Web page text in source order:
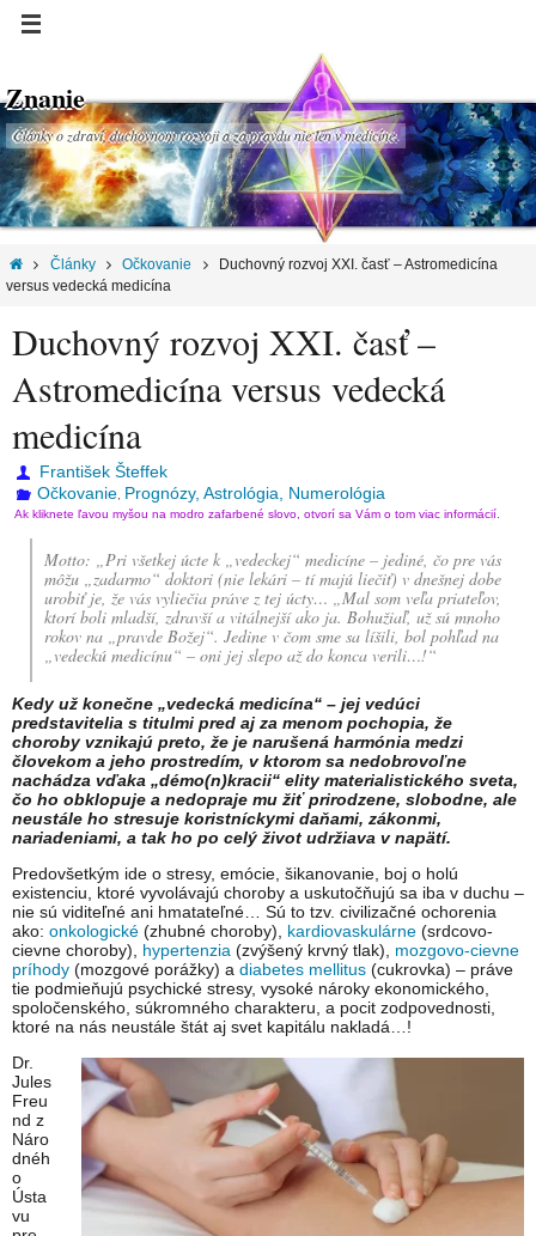
Znanie
Články o zdraví, duchovnom rozvoji a za pravdu nie len v medicíne.
Články Očkovanie
Duchovný rozvoj XXI. časť – Astromedicína
versus vedecká medicína
Duchovný rozvoj XXI. časť –
Astromedicína versus vedecká
medicína
František Šteffek
Očkovanie Prognózy, Astrológia, Numerológia
Ak kliknete ľavou myšou na modro zafarbené slovo, otvorí sa Vám o tom viac informácií.
Motto: „Pri všetkej úcte k „vedeckej“ medicíne – jediné, čo pre vás
môžu „zadarmo“ doktori (nie lekári – tí majú liečiť) v dnešnej dobe
urobiť je, že vás vyliečia práve z tej úcty… „Mal som veľa priateľov,
ktorí boli mladší, zdravší a vitálnejší ako ja. Bohužiaľ, už sú mnoho
rokov na „pravde Božej“. Jedine v čom sme sa líšili, bol pohľad na
„vedeckú medicínu“ – oni jej slepo až do konca verili…!“
Kedy už konečne „vedecká medicína“ – jej vedúci
predstavitelia s titulmi pred aj za menom pochopia, že
choroby vznikajú preto, že je narušená harmónia medzi
človekom a jeho prostredím, v ktorom sa nedobrovoľne
nachádza vďaka „démo(n)kracii“ elity materialistického sveta,
čo ho obklopuje a nedopraje mu žiť prirodzene, slobodne, ale
neustále ho stresuje koristníckymi daňami, zákonmi,
nariadeniami, a tak ho po celý život udržiava v napätí.
Predovšetkým ide o stresy, emócie, šikanovanie, boj o holú
existenciu, ktoré vyvolávajú choroby a uskutočňujú sa iba v duchu –
nie sú viditeľné ani hmatateľné… Sú to tzv. civilizačné ochorenia
ako: onkologické (zhubné choroby), kardiovaskulárne (srdcovo-
cievne choroby), hypertenzia (zvýšený krvný tlak), mozgovo-cievne
príhody (mozgové porážky) a diabetes mellitus (cukrovka) – práve
tie podmieňujú psychické stresy, vysoké nároky ekonomického,
spoločenského, súkromného charakteru, a pocit zodpovednosti,
ktoré na nás neustále štát aj svet kapitálu nakladá…!
Dr.
Jules
Freu
nd z
Náro
dnéh
o
Ústa
vu